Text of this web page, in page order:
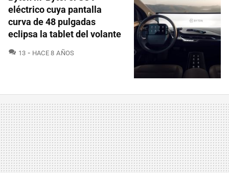
eléctrico cuya pantalla
curva de 48 pulgadas
eclipsa la tablet del volante
13 COMENTARIOS
HACE 8 AÑOS